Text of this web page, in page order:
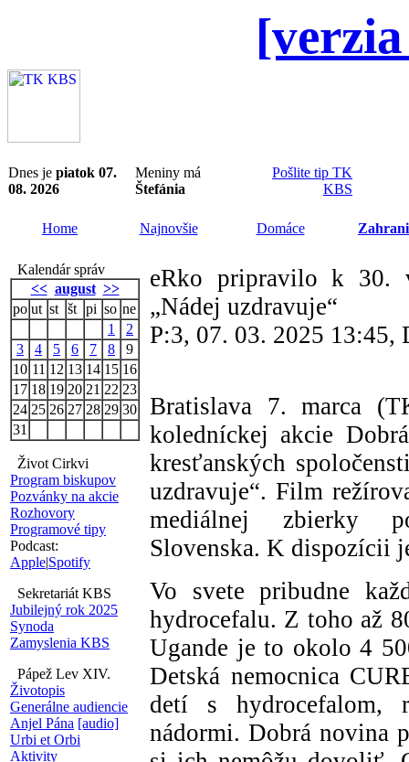
Dnes je piatok 07.
08. 2026
Meniny má
Štefánia
Pošlite tip TK
KBS
Home Najnovšie Domáce
Kalendár správ
<< august >>
po ut st št pi so ne
1
2
3
4 5 6 7 8
9
10 11 12 13 14 15 16
17 18 19 20 21 22 23
24 25 26 27 28 29 30
31
Život Cirkvi
Program biskupov
Pozvánky na akcie
Rozhovory
Programové tipy
Podcast:
Apple|Spotify
Sekretariát KBS
Jubilejný rok 2025
Synoda
Zamyslenia KBS
Pápež Lev XIV.
Životopis
Generálne audiencie
Anjel Pána [audio]
Urbi et Orbi
Aktivity
eRko pripravilo k 30.
„Nádej uzdravuje“
P:3, 07. 03. 2025 13:45,
Bratislava 7. marca
koledníckej akcie
kresťanských
uzdravuje“. Film
mediálnej zbierky
Slovenska. K dispozícii
Vo svete pribudne
hydrocefalu. Z toho až
Ugande je to okolo 4
Detská nemocnica
detí s hydrocefalom,
nádormi. Dobrá novina